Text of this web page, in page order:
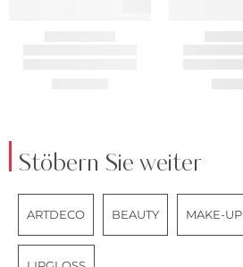
Stöbern Sie weiter
ARTDECO BEAUTY MAKE-UP